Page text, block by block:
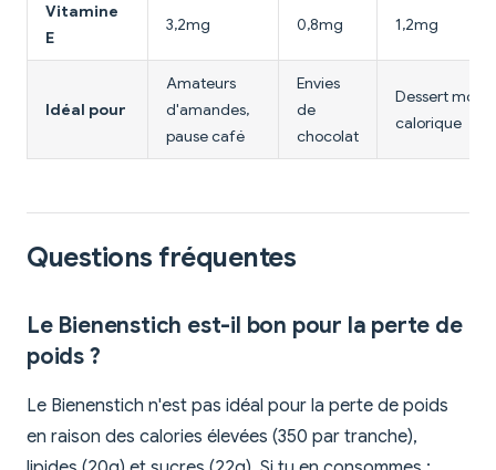
Vitamine
E
3,2mg 0,8mg 1,2mg
Idéal pour
Amateurs
d'amandes,
pause café
Envies
de
chocolat
Dessert moins
calorique
Questions fréquentes
Le Bienenstich est-il bon pour la perte de
poids ?
Le Bienenstich n'est pas idéal pour la perte de poids
en raison des calories élevées (350 par tranche),